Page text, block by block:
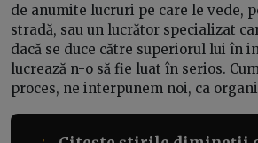
de anumite lucruri pe care le vede,
stradă, sau un lucrător specializat
dacă se duce către superiorul lui în
lucrează n-o să fie luat în serios.
proces, ne interpunem noi, ca